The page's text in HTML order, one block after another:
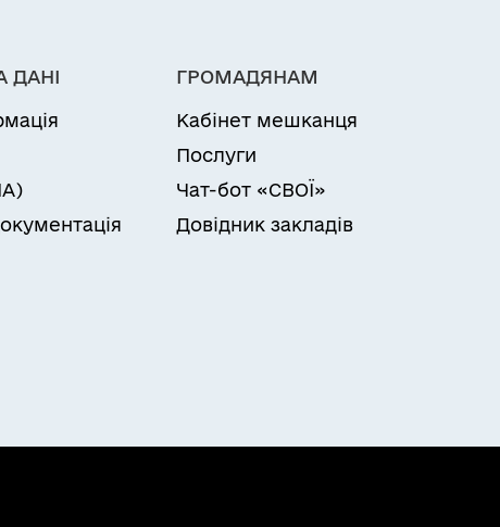
ДАНІ ГРОМАДЯНАМ
Кабінет мешканця
Послуги
Чат-бот «СВОЇ»
Довідник закладів